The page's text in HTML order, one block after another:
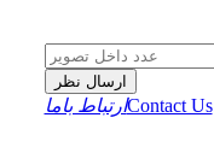
ارسال نظر
ارتباط باماContact Us